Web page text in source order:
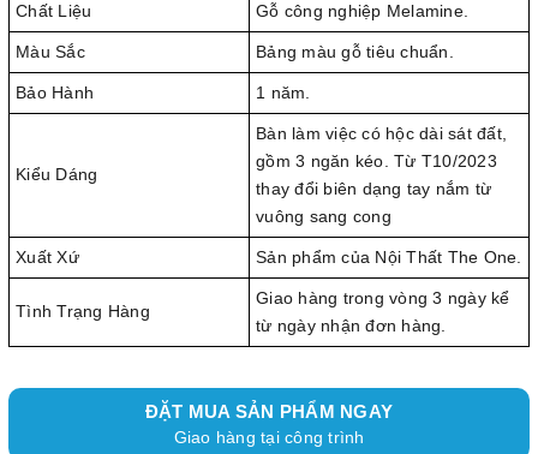
Chất Liệu Gỗ công nghiệp Melamine.
Màu Sắc Bảng màu gỗ tiêu chuẩn.
Bảo Hành 1 năm.
Kiểu Dáng
Bàn làm việc có hộc dài sát đất,
gồm 3 ngăn kéo. Từ T10/2023
thay đổi biên dạng tay nắm từ
vuông sang cong
Xuất Xứ Sản phẩm của Nội Thất The One.
Tình Trạng Hàng
Giao hàng trong vòng 3 ngày kể
từ ngày nhận đơn hàng.
ĐẶT MUA SẢN PHẨM NGAY
Giao hàng tại công trình